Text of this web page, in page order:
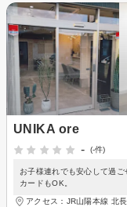
UNIKA ore
-
(-件)
お子様連れでも安心して過
カードもOK。
アクセス：JR山陽本線 北